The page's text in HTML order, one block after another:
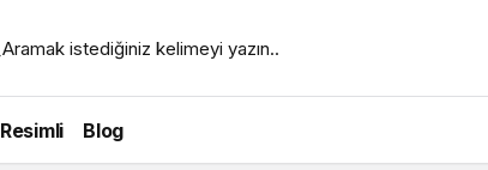
Aramak istediğiniz kelimeyi yazın..
Resimli Blog